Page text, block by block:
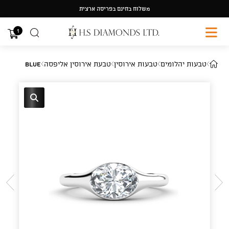
content
משלוח בחינם בפריסה ארצית
1
טבעות יהלומים טבעות אירוסין טבעת אירוסין אליפסה Blue